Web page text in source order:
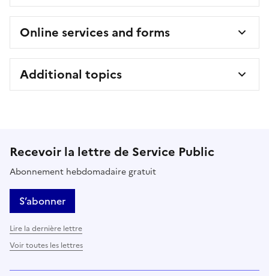
Online services and forms
Additional topics
Recevoir la lettre de Service Public
Abonnement hebdomadaire gratuit
S’abonner
Lire la dernière lettre
Voir toutes les lettres